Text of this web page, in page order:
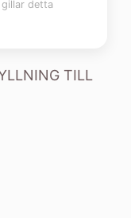
gillar detta